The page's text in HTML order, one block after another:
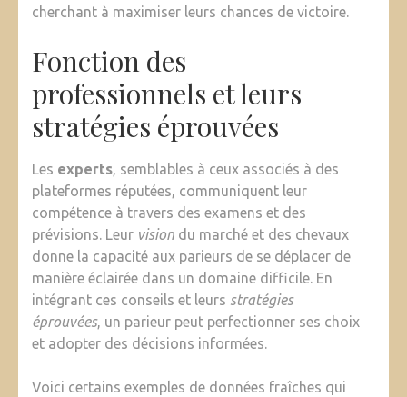
cherchant à maximiser leurs chances de victoire.
Fonction des
professionnels et leurs
stratégies éprouvées
Les experts, semblables à ceux associés à des
plateformes réputées, communiquent leur
compétence à travers des examens et des
prévisions. Leur vision du marché et des chevaux
donne la capacité aux parieurs de se déplacer de
manière éclairée dans un domaine difficile. En
intégrant ces conseils et leurs stratégies
éprouvées, un parieur peut perfectionner ses choix
et adopter des décisions informées.
Voici certains exemples de données fraîches qui